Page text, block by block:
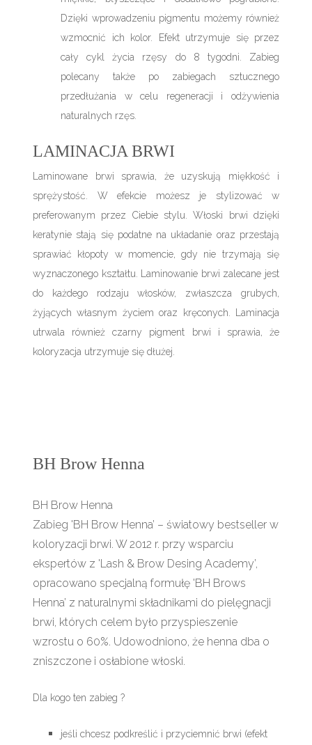
Dzięki wprowadzeniu pigmentu możemy również
wzmocnić ich kolor. Efekt utrzymuje się przez
cały cykl życia rzęsy do 8 tygodni. Zabieg
polecany także po zabiegach sztucznego
przedłużania w celu regeneracji i odżywienia
naturalnych rzęs.
LAMINACJA BRWI
Laminowane brwi sprawia, że uzyskują miękkość i
sprężystość. W efekcie możesz je stylizować w
preferowanym przez Ciebie stylu. Włoski brwi dzięki
keratynie stają się podatne na układanie oraz przestają
sprawiać kłopoty w momencie, gdy nie trzymają się
wyznaczonego kształtu. Laminowanie brwi zalecane jest
do każdego rodzaju włosków, zwłaszcza grubych,
żyjących własnym życiem oraz kręconych. Laminacja
utrwala również czarny pigment brwi i sprawia, że
koloryzacja utrzymuje się dłużej.
BH Brow Henna
BH Brow Henna
Zabieg 'BH Brow Henna’ – światowy bestseller w
koloryzacji brwi. W 2012 r. przy wsparciu
ekspertów z 'Lash & Brow Desing Academy’,
opracowano specjalną formułę 'BH Brows
Henna’ z naturalnymi składnikami do pielęgnacji
brwi, których celem było przyspieszenie
wzrostu o 60%. Udowodniono, że henna dba o
zniszczone i osłabione włoski.
Dla kogo ten zabieg ?
jeśli chcesz podkreślić i przyciemnić brwi (efekt